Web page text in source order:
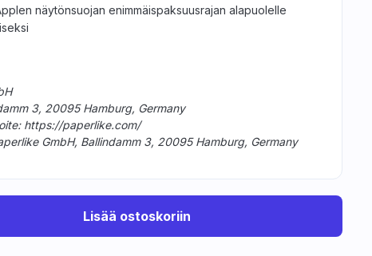
näytönsuojan enimmäispaksuusrajan alapuolelle
3, 20095 Hamburg, Germany
https://paperlike.com/
GmbH, Ballindamm 3, 20095 Hamburg, Germany
Lisää ostoskoriin